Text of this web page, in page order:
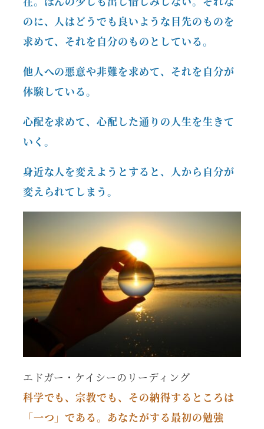
のに、人はどうでも良いような目先のものを
求めて、それを自分のものとしている。
他人への悪意や非難を求めて、それを自分が
体験している。
心配を求めて、心配した通りの人生を生きて
いく。
身近な人を変えようとすると、人から自分が
変えられてしまう。
エドガー・ケイシーのリーディング
科学でも、宗教でも、その納得するところは
「一つ」である。あなたがする最初の勉強